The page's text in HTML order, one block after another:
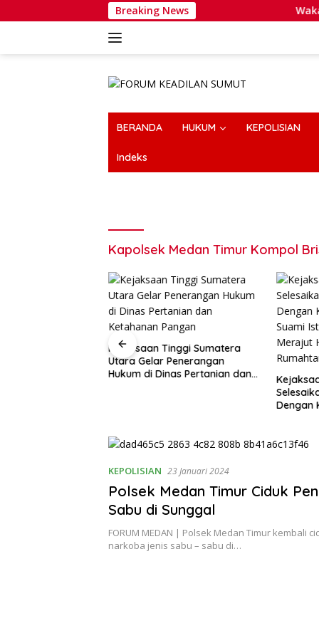
ke
Breaking News Wakapolri
BERANDA HUKUM KEPOLISIAN
Indeks
Kapolsek Medan Timur Kompol
Kejaksaan Tinggi Sumatera
Utara Gelar Penerangan
Hukum di Dinas Pertanian dan
Dengan
KEPOLISIAN 23 Januari 2024
Polsek Medan Timur Ciduk
Sabu di Sunggal
FORUM MEDAN | Polsek Medan Timur kembali
narkoba jenis sabu – sabu di…